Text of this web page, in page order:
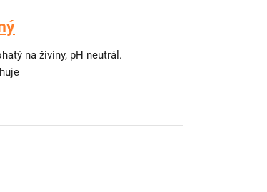
na živiny, pH neutrál.